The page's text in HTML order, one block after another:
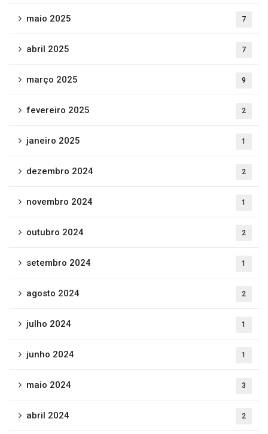
maio 2025 7
abril 2025 7
março 2025 9
fevereiro 2025 2
janeiro 2025 1
dezembro 2024 2
novembro 2024 1
outubro 2024 2
setembro 2024 1
agosto 2024 2
julho 2024 1
junho 2024 1
maio 2024 3
abril 2024 2